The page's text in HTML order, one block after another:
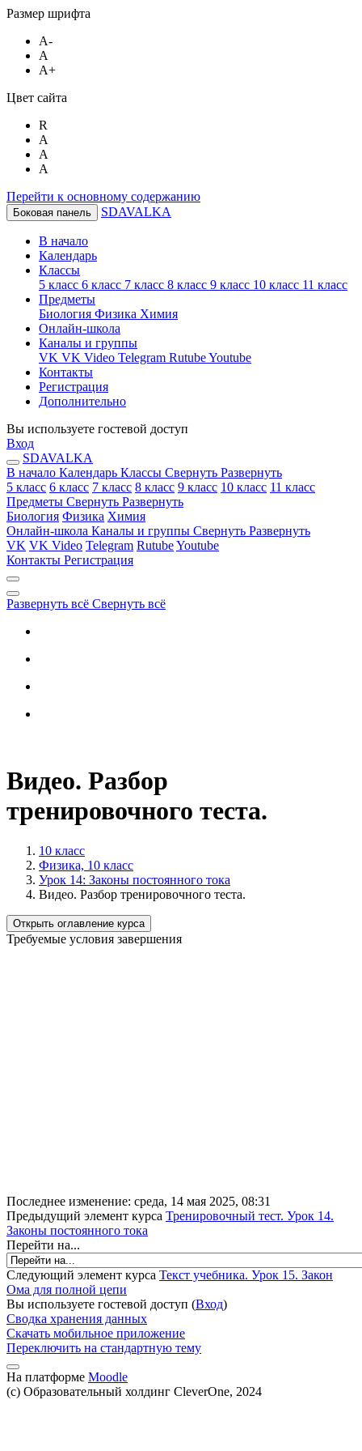
Размер шрифта
A-
A
A+
Цвет сайта
R
A
A
A
Перейти к основному содержанию
Боковая панель SDAVALKA
В начало
Календарь
Классы
5 класс 6 класс 7 класс 8 класс 9 класс 10 класс 11 класс
Предметы
Биология Физика Химия
Онлайн-школа
Каналы и группы
VK VK Video Telegram RutubeYoutube
Контакты
Регистрация
Дополнительно
Вы используете гостевой доступ
Вход
SDAVALKA
В начало Календарь Классы Свернуть Развернуть
5 класс 6 класс 7 класс 8 класс 9 класс 10 класс 11 класс
Предметы Свернуть Развернуть
Биология Физика Химия
Онлайн-школа Каналы и группы Свернуть Развернуть
VK VK Video Telegram RutubeYoutube
Контакты Регистрация
Развернуть всё Свернуть всё
Видео. Разбор
тренировочного теста.
10 класс
Физика, 10 класс
Урок 14: Законы постоянного тока
Видео. Разбор тренировочного теста.
Открыть оглавление курса
Требуемые условия завершения
Последнее изменение: среда, 14 мая 2025, 08:31
Предыдущий элемент курса Тренировочный тест. Урок 14.
Законы постоянного тока
Перейти на...
Следующий элемент курса Текст учебника. Урок 15. Закон
Ома для полной цепи
Вы используете гостевой доступ (Вход)
Сводка хранения данных
Скачать мобильное приложение
Переключить на стандартную тему
На платформе Moodle
(c) Образовательный холдинг CleverOne, 2024